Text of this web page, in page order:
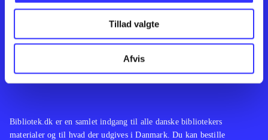
Tillad valgte
Afvis Feedback
Bibliotek.dk er en samlet indgang til alle danske bibliotekers
materialer og til hvad der udgives i Danmark. Du kan bestille
Kontakt os
English
Film
Musik
Noder